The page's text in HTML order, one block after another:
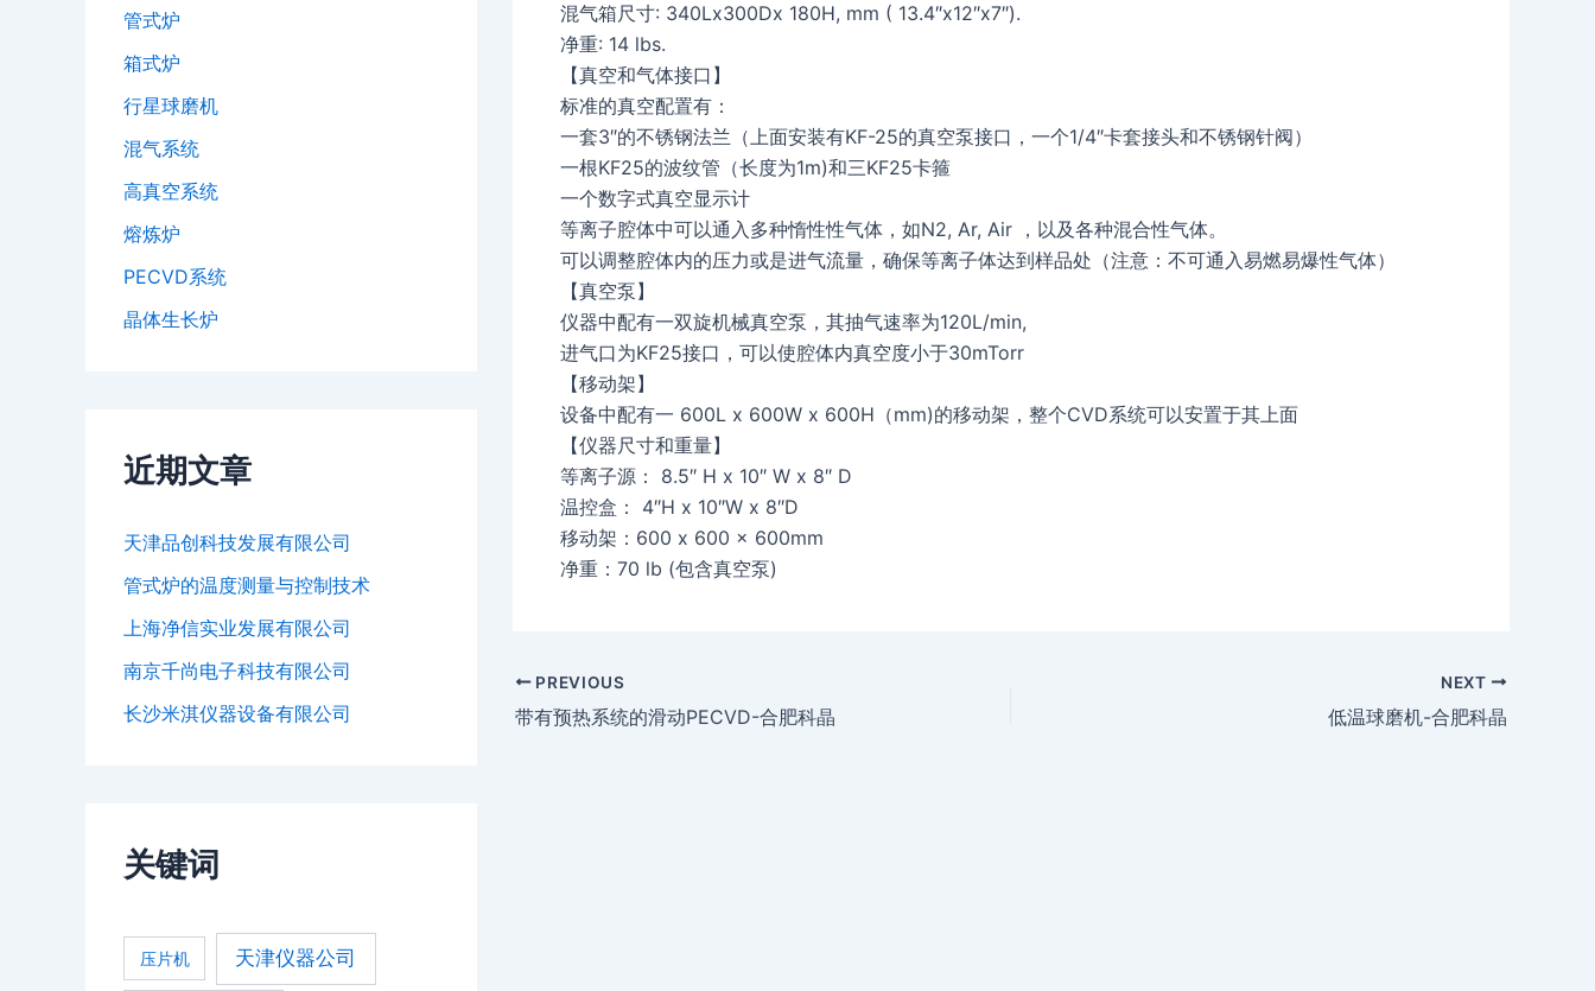
管式炉
箱式炉
行星球磨机
混气系统
高真空系统
熔炼炉
PECVD系统
晶体生长炉
近期文章
天津品创科技发展有限公司
管式炉的温度测量与控制技术
上海净信实业发展有限公司
南京千尚电子科技有限公司
长沙米淇仪器设备有限公司
关键词
压片机 天津仪器公司
混气箱尺寸: 340Lx300Dx 180H, mm ( 13.4″x12″x7″).
净重: 14 lbs.
【真空和气体接口】
标准的真空配置有：
一套3″的不锈钢法兰（上面安装有KF-25的真空泵接口，一个1/4″卡套接头和不锈钢针阀）
一根KF25的波纹管（长度为1m)和三KF25卡箍
一个数字式真空显示计
等离子腔体中可以通入多种惰性性气体，如N2, Ar, Air ，以及各种混合性气体。
可以调整腔体内的压力或是进气流量，确保等离子体达到样品处（注意：不可通入易燃易爆性气体）
【真空泵】
仪器中配有一双旋机械真空泵，其抽气速率为120L/min,
进气口为KF25接口，可以使腔体内真空度小于30mTorr
【移动架】
设备中配有一 600L x 600W x 600H（mm)的移动架，整个CVD系统可以安置于其上面
【仪器尺寸和重量】
等离子源： 8.5″ H x 10″ W x 8″ D
温控盒： 4″H x 10″W x 8″D
移动架：600 x 600 x 600mm
净重：70 lb (包含真空泵)
PREVIOUS
带有预热系统的滑动PECVD-合肥科晶
NEXT
低温球磨机-合肥科晶